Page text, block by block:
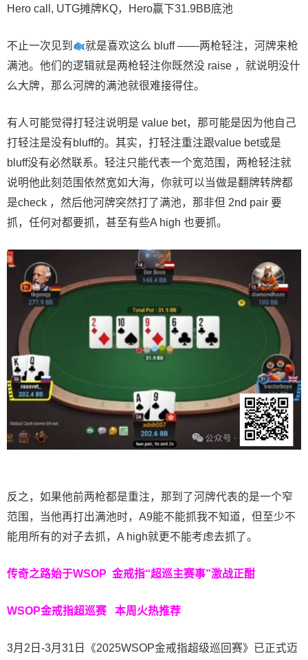
Hero call, UTG摊牌KQ，Hero赢下31.9BB底池
不止一次见到
就是喜欢这么 bluff ——两枪轻注，河牌来枪
满池。他们的逻辑就是两枪轻注你既然没 raise ，就说明没什
么大牌，那么河牌的满池就很难接得住。
有人可能觉得打轻注说明是 value bet，那可能是因为他自己
打轻注是没有bluff的。其实，打轻注重注跟value bet或是
bluff没有必然联系。轻注只能代表一个宽范围，两枪轻注就
说明他此刻范围依然宽如大海，你就可以当做是翻牌转牌都
是check ，然后他河牌突然打了满池，那非但 2nd pair 要
抓，任何对都要抓，甚至有些A high 也要抓。
反之，如果他前两枪都是重注，那到了河牌代表的是一个窄
范围，当他再打出满池时，A9能不能抓我不知道，但至少不
能用所有的对子去抓，A high就更不能考虑去抓了。
传奇之路始于WSOP 金戒指“超巡主赛事”激战正酣
WSOP金戒指超巡赛 本周火热推荐
3月2日-3月31日《2025WSOP金戒指超级巡回赛》已正式迈